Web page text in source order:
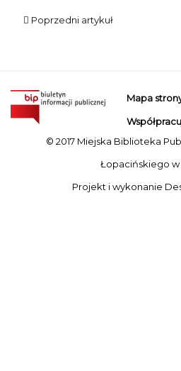
Poprzedni artykuł
Mapa
© 2017 Miejska Biblioteka
Łopacińskiego w
Projekt i wykonanie